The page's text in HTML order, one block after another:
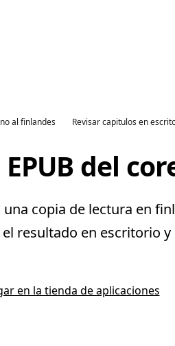
al finlandes Revisar capitulos en
del
una copia de lectura en
resultado en escritorio
en la tienda de aplicaciones